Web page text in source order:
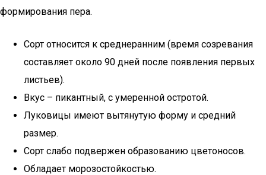
формирования пера.
Сорт относится к среднеранним (время созревания
составляет около 90 дней после появления первых
листьев).
Вкус – пикантный, с умеренной остротой.
Луковицы имеют вытянутую форму и средний
размер.
Сорт слабо подвержен образованию цветоносов.
Обладает морозостойкостью.